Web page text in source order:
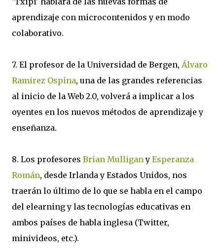
aprendizaje con microcontenidos y en modo
colaborativo.
7. El profesor de la Universidad de Bergen, Álvaro
Ramirez Ospina, una de las grandes referencias
al inicio de la Web 2.0, volverá a implicar a los
oyentes en los nuevos métodos de aprendizaje y
enseñanza.
8. Los profesores Brian Mulligan y Esperanza
Román, desde Irlanda y Estados Unidos, nos
traerán lo último de lo que se habla en el campo
del elearning y las tecnologías educativas en
ambos países de habla inglesa (Twitter,
minivideos, etc.).